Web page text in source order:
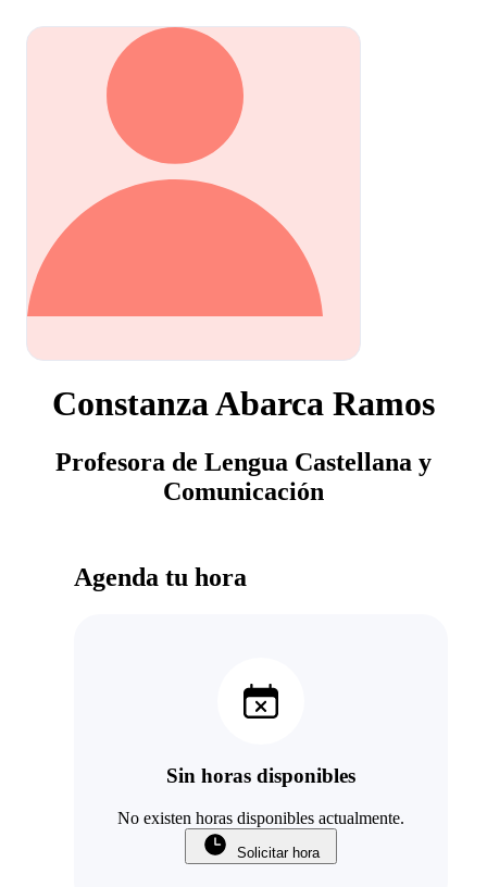
Constanza Abarca Ramos
Profesora de Lengua Castellana y
Comunicación
Agenda tu hora
Sin horas disponibles
No existen horas disponibles actualmente.
Solicitar hora